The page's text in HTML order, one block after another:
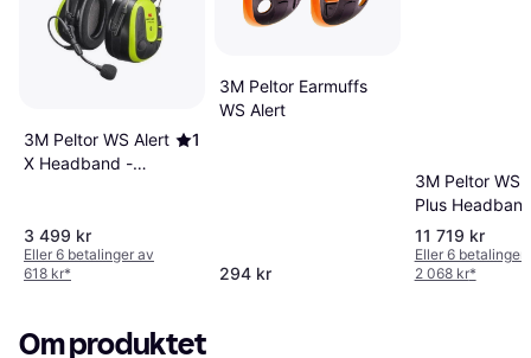
3M Peltor WS Alert
X Headband -
1
3 499 kr
Eller 6 betalinger av
618 kr*
3M Peltor Earmuffs
WS Alert
294 kr
3M Peltor WS
Plus
11 719 kr
Eller 6 betalinger
2 068 kr*
Om produktet